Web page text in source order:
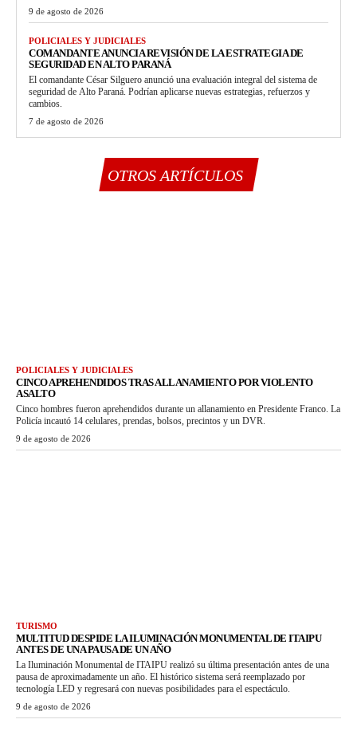
9 de agosto de 2026
POLICIALES Y JUDICIALES
COMANDANTE ANUNCIA REVISIÓN DE LA ESTRATEGIA DE
SEGURIDAD EN ALTO PARANÁ
El comandante César Silguero anunció una evaluación integral del sistema de
seguridad de Alto Paraná. Podrían aplicarse nuevas estrategias, refuerzos y
cambios.
7 de agosto de 2026
OTROS ARTÍCULOS
POLICIALES Y JUDICIALES
CINCO APREHENDIDOS TRAS ALLANAMIENTO POR VIOLENTO
ASALTO
Cinco hombres fueron aprehendidos durante un allanamiento en Presidente Franco. La
Policía incautó 14 celulares, prendas, bolsos, precintos y un DVR.
9 de agosto de 2026
TURISMO
MULTITUD DESPIDE LA ILUMINACIÓN MONUMENTAL DE ITAIPU
ANTES DE UNA PAUSA DE UN AÑO
La Iluminación Monumental de ITAIPU realizó su última presentación antes de una
pausa de aproximadamente un año. El histórico sistema será reemplazado por
tecnología LED y regresará con nuevas posibilidades para el espectáculo.
9 de agosto de 2026